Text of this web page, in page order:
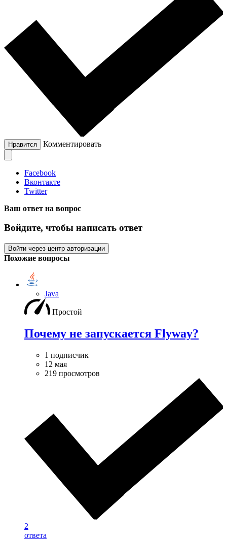
Нравится Комментировать
Facebook
Вконтакте
Twitter
Ваш ответ на вопрос
Войдите, чтобы написать ответ
Войти через центр авторизации
Похожие вопросы
Java
Простой
Почему не запускается Flyway?
1 подписчик
12 мая
219 просмотров
2
ответа